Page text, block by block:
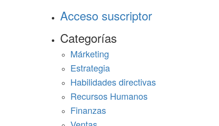
Acceso suscriptor
Categorías
Márketing
Estrategia
Habilidades directivas
Recursos Humanos
Finanzas